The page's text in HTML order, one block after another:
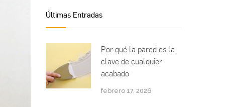
Últimas Entradas
Por qué la pared es la
clave de cualquier
acabado
febrero 17, 2026